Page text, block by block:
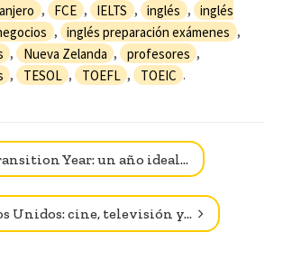
, FCE , IELTS , inglés , inglés
, inglés preparación exámenes ,
, Nueva Zelanda , profesores ,
, TESOL , TOEFL , TOEIC .
Year: un año ideal…
Unidos: cine, televisión y…